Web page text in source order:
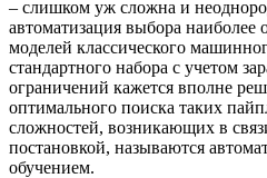
– слишком уж сложна и
автоматизация выбора наиболее
моделей классического
стандартного набора с учетом
ограничений кажется вполне
оптимального поиска таких
сложностей, возникающих в
постановкой, называются
обучением.